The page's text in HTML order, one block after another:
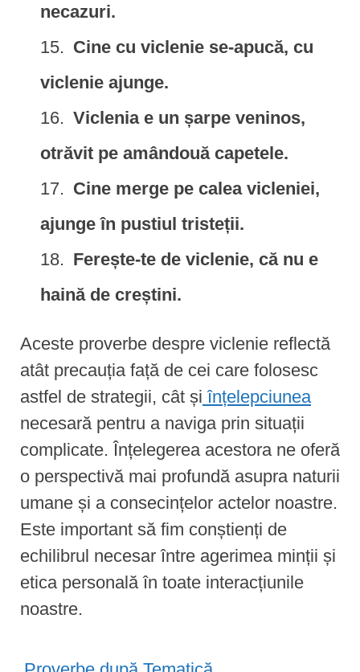
necazuri.
Cine cu viclenie se-apucă, cu
viclenie ajunge.
Viclenia e un șarpe veninos,
otrăvit pe amândouă capetele.
Cine merge pe calea vicleniei,
ajunge în pustiul tristeții.
Ferește-te de viclenie, că nu e
haină de creștini.
Aceste proverbe despre viclenie reflectă
atât precauția față de cei care folosesc
astfel de strategii, cât și înțelepciunea
necesară pentru a naviga prin situații
complicate. Înțelegerea acestora ne oferă
o perspectivă mai profundă asupra naturii
umane și a consecințelor actelor noastre.
Este important să fim conștienți de
echilibrul necesar între agerimea minții și
etica personală în toate interacțiunile
noastre.